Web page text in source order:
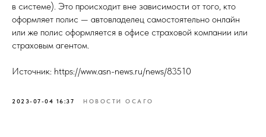
в системе). Это происходит вне зависимости от того, кто
оформляет полис — автовладелец самостоятельно онлайн
или же полис оформляется в офисе страховой компании или
страховым агентом.
Источник: https://www.asn-news.ru/news/83510
2023-07-04 16:37 НОВОСТИ ОСАГО